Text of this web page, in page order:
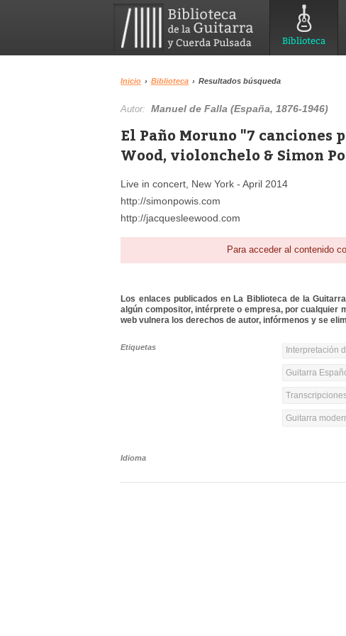
Biblioteca
Inicio › Biblioteca › Resultados búsqueda
Autor:Manuel de Falla (España, 1876-1946)
El Paño Moruno "7 canciones
Wood, violonchelo & Simon
Live in concert, New York - April 2014
http://simonpowis.com
http://jacquesleewood.com
Para acceder al contenido
Los enlaces publicados en La Biblioteca de la
algún compositor, intérprete o empresa, por cualquier
web vulnera los derechos de autor, infórmenos y se
Etiquetas Interpretación
Guitarra
Guitarra
Idioma